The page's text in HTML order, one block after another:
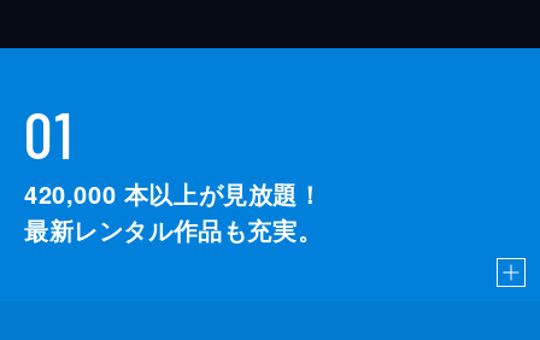
01
420,000 本以上が見放題！
最新レンタル作品も充実。